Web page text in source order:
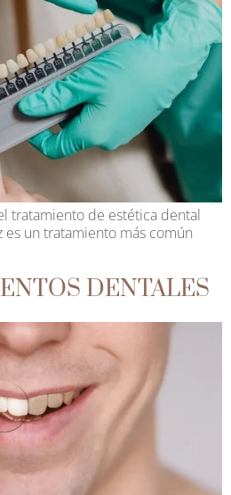
tratamiento de estética dental
es un tratamiento más común
DENTALES